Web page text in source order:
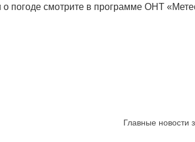
погоде смотрите в программе ОНТ
Главные новости